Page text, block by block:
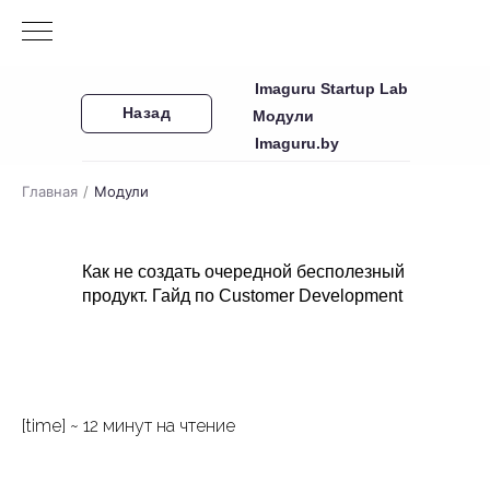
Imaguru Startup Lab
Назад
Модули
Imaguru.by
Главная / Модули
Как не создать очередной бесполезный
продукт. Гайд по Customer Development
[time] ~ 12 минут на чтение